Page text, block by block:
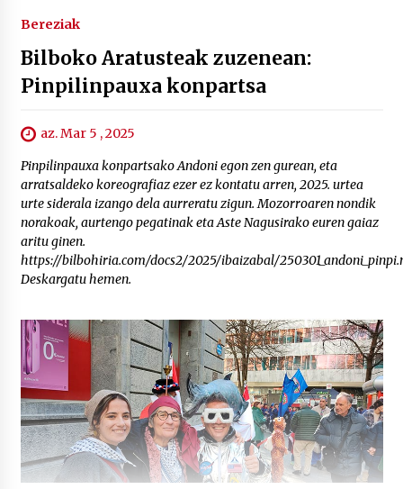
Bereziak
Bilboko Aratusteak zuzenean:
Pinpilinpauxa konpartsa
az. Mar 5 , 2025
Pinpilinpauxa konpartsako Andoni egon zen gurean, eta
arratsaldeko koreografiaz ezer ez kontatu arren, 2025. urtea
urte siderala izango dela aurreratu zigun. Mozorroaren nondik
norakoak, aurtengo pegatinak eta Aste Nagusirako euren gaiaz
aritu ginen.
https://bilbohiria.com/docs2/2025/ibaizabal/
Deskargatu hemen.